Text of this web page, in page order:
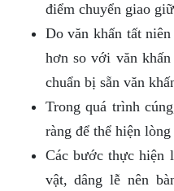
điểm chuyển giao
Do văn khấn tất
hơn so với văn
chuẩn bị sẵn văn
Trong quá trình
ràng để thể hiện
Các bước thực hiện
vật, dâng lễ nên